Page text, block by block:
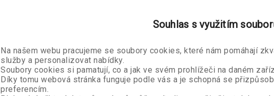
Souhlas s využitím
Na našem webu pracujeme se soubory cookies, které nám pomáhají
služby a personalizovat nabídky.
Soubory cookies si pamatují, co a jak ve svém prohlížeči na daném
Díky tomu webová stránka funguje podle vás a je schopná se
preferencím.